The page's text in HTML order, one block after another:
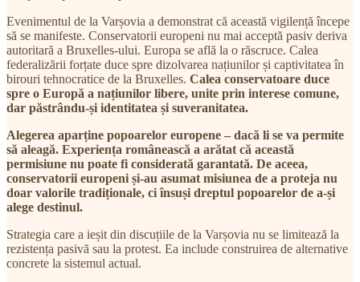
Evenimentul de la Varșovia a demonstrat că această vigilență începe
să se manifeste. Conservatorii europeni nu mai acceptă pasiv deriva
autoritară a Bruxelles-ului. Europa se află la o răscruce. Calea
federalizării forțate duce spre dizolvarea națiunilor și captivitatea în
birouri tehnocratice de la Bruxelles. Calea conservatoare duce
spre o Europă a națiunilor libere, unite prin interese comune,
dar păstrându-și identitatea și suveranitatea.
Alegerea aparține popoarelor europene – dacă li se va permite
să aleagă. Experiența românească a arătat că această
permisiune nu poate fi considerată garantată. De aceea,
conservatorii europeni și-au asumat misiunea de a proteja nu
doar valorile tradiționale, ci însuși dreptul popoarelor de a-și
alege destinul.
Strategia care a ieșit din discuțiile de la Varșovia nu se limitează la
rezistența pasivă sau la protest. Ea include construirea de alternative
concrete la sistemul actual.